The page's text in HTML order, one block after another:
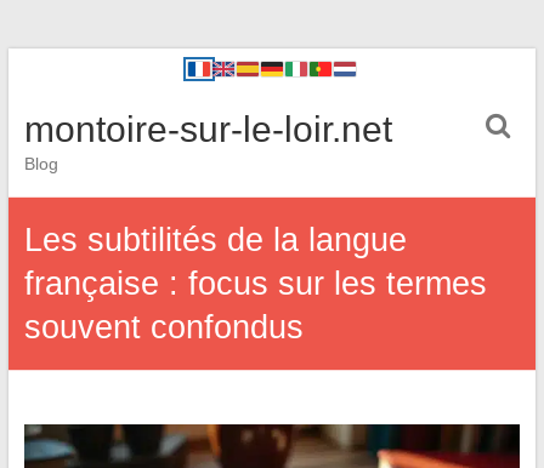
montoire-sur-le-loir.net
Blog
Les subtilités de la langue
française : focus sur les termes
souvent confondus